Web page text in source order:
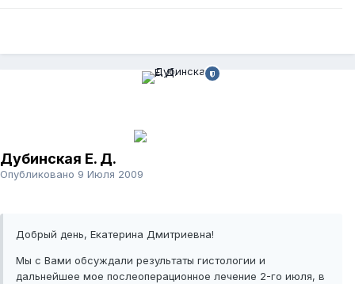
Дубинская Е. Д.
Опубликовано 9 Июля 2009
Добрый день, Екатерина Дмитриевна!
Мы с Вами обсуждали результаты гистологии и
дальнейшее мое послеоперационное лечение 2-го июля, в